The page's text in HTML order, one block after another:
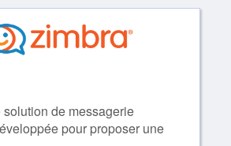
de messagerie
pour proposer une